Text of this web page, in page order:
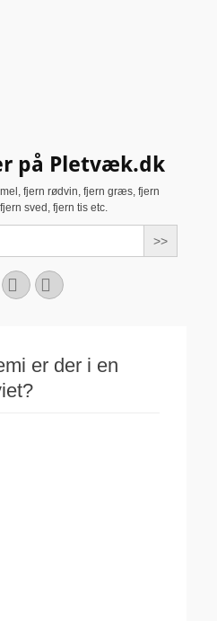
på Pletvæk.dk
fjern rødvin, fjern græs, fjern
sved, fjern tis etc.
YouTubeInstagram
er der i en